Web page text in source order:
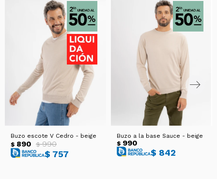
Buzo escote V Cedro - beige
$ 890 $ 990
$ 757
Buzo a la base Sauce - beige
$ 990
$ 842